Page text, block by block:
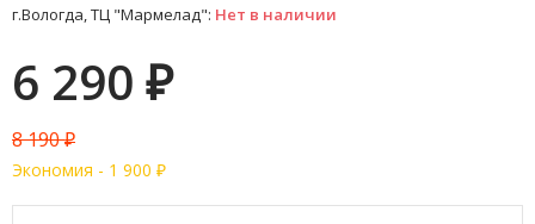
г.Вологда, ТЦ "Мармелад": Нет в наличии
6 290 ₽
8 190₽
Экономия - 1 900 ₽